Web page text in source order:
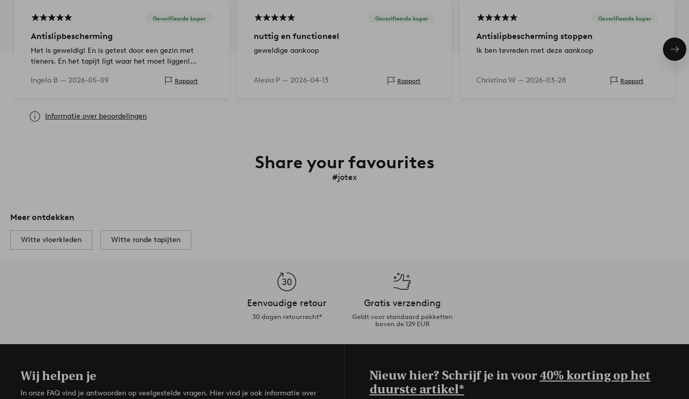
Geverifieerde koper
Antislipbescherming
Het is geweldig! En is getest door een gezin met
tieners. En het tapijt ligt waar het moet liggen!
Ingela B — 2026-05-09 Rapport
Geverifieerde koper
nuttig en functioneel
geweldige aankoop
Alesia P — 2026-04-13 Rapport
Geverifieerde koper
Antislipbescherming stoppen
Ik ben tevreden met deze aankoop
Christina W — 2026-03-28 Rapport
Informatie over beoordelingen
Share your favourites
#jotex
Meer ontdekken
Witte vloerkleden Witte ronde tapijten
Eenvoudige retour
30 dagen retourrecht*
Gratis verzending
Geldt voor standaard pakketten
boven de 129 EUR
Wij helpen je
In onze FAQ vind je antwoorden op veelgestelde vragen. Hier vind je ook informatie over
Nieuw hier? Schrijf je in voor40% korting op het
duurste artikel*